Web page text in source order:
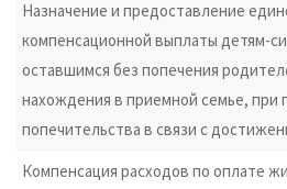
Назначение и предоставление
компенсационной выплаты детям-
оставшимся без попечения
нахождения в приемной семье, при
попечительства в связи с
Компенсация расходов по оплате